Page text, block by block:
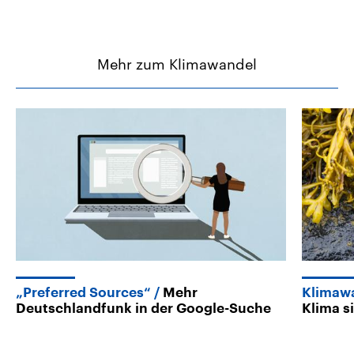
Mehr zum Klimawandel
„Preferred Sources“
Mehr
Deutschlandfunk in der Google-Suche
Klima